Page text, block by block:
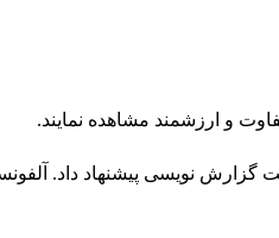
و ارزشمند مشاهده نمایند.